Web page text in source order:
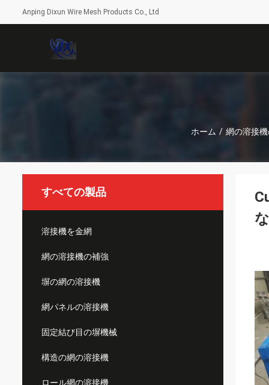
Anping Dixun Wire Mesh Products Co., Ltd
ホーム / 網の溶接
すべての製品
溶接機を金網
網の溶接機の補強
塀の網の溶接機
網パネルの溶接機
固定結び目の塀機械
構造の網の溶接機
ロール網の溶接機